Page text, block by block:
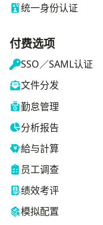
统一身份认证
付费选项
SSO／SAML认证
文件分发
勤怠管理
分析报告
給与計算
员工调查
绩效考评
模拟配置